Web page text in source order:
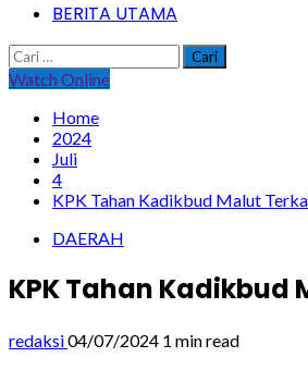
BERITA UTAMA
Cari
untuk:
Watch Online
Home
2024
Juli
4
KPK Tahan Kadikbud Malut
DAERAH
KPK Tahan Kadikbud
redaksi04/07/2024 1 min read